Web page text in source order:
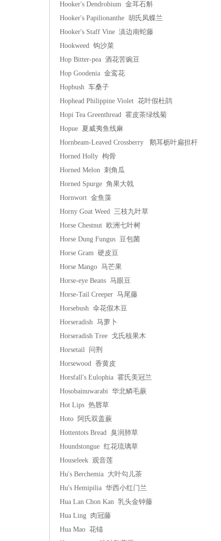
Hooker's Dendrobium 金耳石斛
Hooker's Papilionanthe 胡氏凤蝶兰
Hooker's Staff Vine 滇边南蛇藤
Hookweed 钩沙菜
Hop Bitter-pea 酒花苦豌豆
Hop Goodenia 金鸾花
Hopbush 车桑子
Hophead Philippine Violet 花叶假杜鹃
Hopi Tea Greenthread 霍皮茶绿线菊
Hopue 夏威夷鱼线麻
Hornbeam-Leaved Crossberry 鹅耳枥叶扁担杆
Horned Holly 枸骨
Horned Melon 刺角瓜
Horned Spurge 角果大戟
Hornwort 金鱼藻
Horny Goat Weed 三枝九叶草
Horse Chestnut 欧洲七叶树
Horse Dung Fungus 豆包菌
Horse Gram 硬皮豆
Horse Mango 马芒果
Horse-eye Beans 马眼豆
Horse-Tail Creeper 马尾藤
Horsebush 伞花假木豆
Horseradish 马萝卜
Horseradish Tree 戈氏核果木
Horsetail 问荆
Horsewood 香黄皮
Horsfall's Eulophia 霍氏美冠兰
Hosobainuwarabi 华北鳞毛蕨
Hot Lips 热唇草
Hoto 阿氏双盖蕨
Hottentots Bread 臭润肺草
Houndstongue 红花琉璃草
Houseleek 观音莲
Hu's Berchemia 大叶勾儿茶
Hu's Hemipilia 华西小红门兰
Hua Lan Chon Kan 乳头金钟藤
Hua Ling 肉冠藤
Hua Mao 花锚